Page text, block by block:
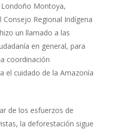
Montoya,
Regional Indígena
un llamado a las
en general, para
coordinación
el cuidado de la Amazonía
de los esfuerzos de
la deforestación sigue